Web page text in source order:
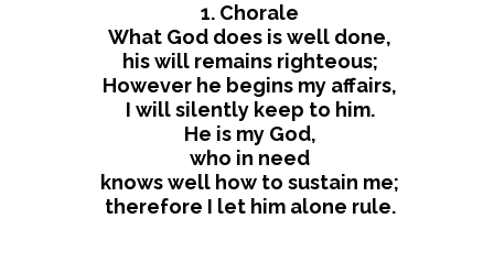
1. Chorale
What God does is well done,
his will remains righteous;
However he begins my affairs,
I will silently keep to him.
He is my God,
who in need
knows well how to sustain me;
therefore I let him alone rule.